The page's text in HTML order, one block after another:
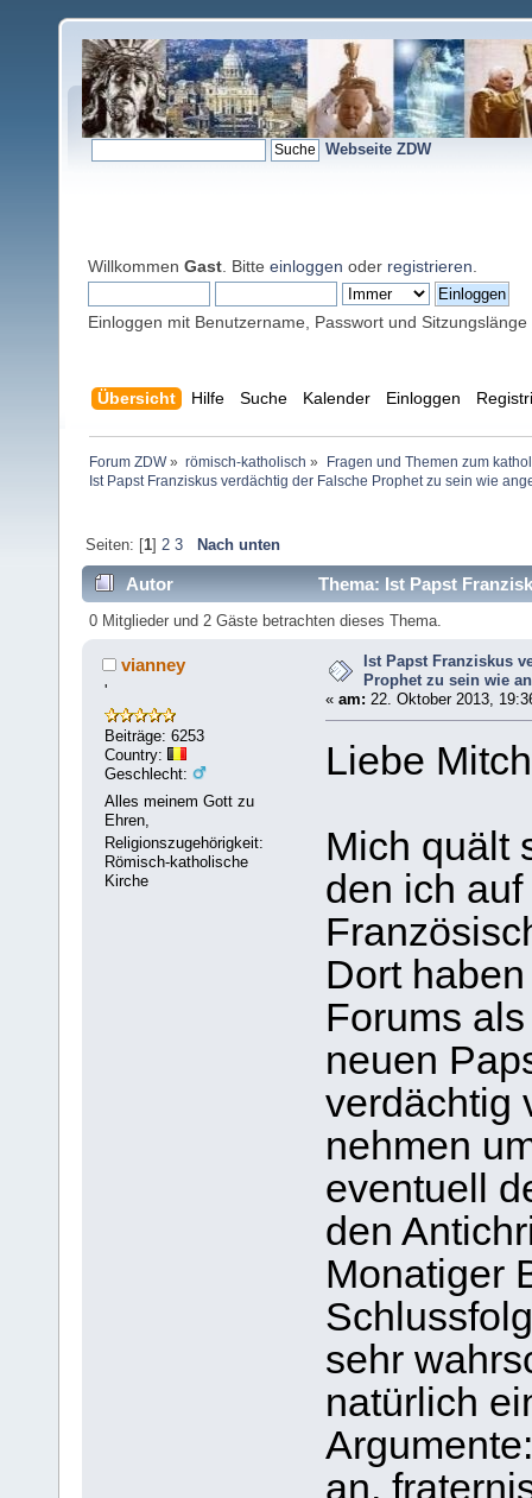
Webseite ZDW
Willkommen Gast . Bitte einloggen oder registrieren
Einloggen mit Benutzername, Passwort und Sitzungslänge
Übersicht Hilfe Suche Kalender Einloggen
Forum ZDW» römisch-katholisch »
Fragen und Themen zum
Ist Papst Franziskus verdächtig der Falsche Prophet zu sein wie
Seiten: [1] 2 3 Nach unten
Autor
Thema: Ist Papst
(Gelesen 54961 mal)
0 Mitglieder und 2 Gäste betrachten dieses Thema.
vianney
'
Beiträge: 6253
Country:
Geschlecht:
Alles meinem Gott zu
Ehren,
Religionszugehörigkeit:
Römisch-katholische
Kirche
Ist Papst Franziskus
Prophet zu sein wie
« am: 22. Oktober 2013,
Liebe
Mich quält
den ich
Dort
Forums
neuen
verdächtig
nehmen
eventuell
den
Monatiger
sehr
natürlich
an,